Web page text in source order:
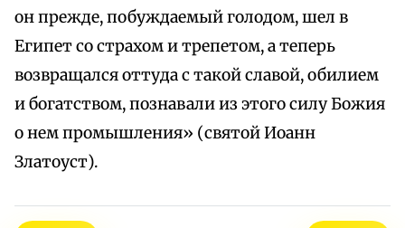
он прежде, побуждаемый голодом, шел в
Египет со страхом и трепетом, а теперь
возвращался оттуда с такой славой, обилием
и богатством, познавали из этого силу Божия
о нем промышления» (святой Иоанн
Златоуст).